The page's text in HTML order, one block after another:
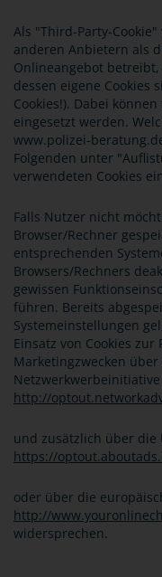
Als "Third-Party-
anderen Anbietern als
Onlineangebot
dessen eigene Cookies
Cookies!). Dabei
eingesetzt werden.
www.polizei-
Folgenden unter
verwendeten Cookies
Falls Nutzer nicht
Browser/Rechner
entsprechenden
Browsers/Rechners
gewissen
führen. Bereits
Systemeinstellungen
Einsatz von Cookies
Marketingzwecken
Netzwerkwerbeinitiative
http://
und zusätzlich über die
https://
oder über die
http://
widersprechen.